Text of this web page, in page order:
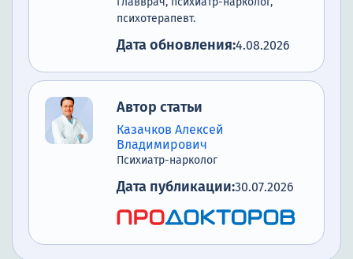
психотерапевт.
Дата обновления:4.08.2026
Автор статьи
Казачков Алексей
Владимирович
Психиатр-нарколог
Дата публикации:30.07.2026